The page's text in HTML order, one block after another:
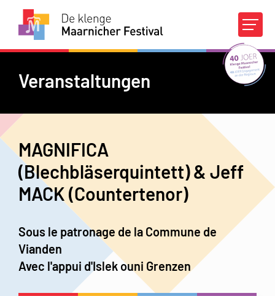
Finanzielle Unterstützer Media
FR | DE
Agenda
Wettbewerbe
Über das DKMF
Praktische Infos
Veranstaltungen
MAGNIFICA
(Blechbläserquintett) & Jeff
MACK (Countertenor)
Sous le patronage de la Commune de
Vianden
Avec l'appui d'Islek ouni Grenzen